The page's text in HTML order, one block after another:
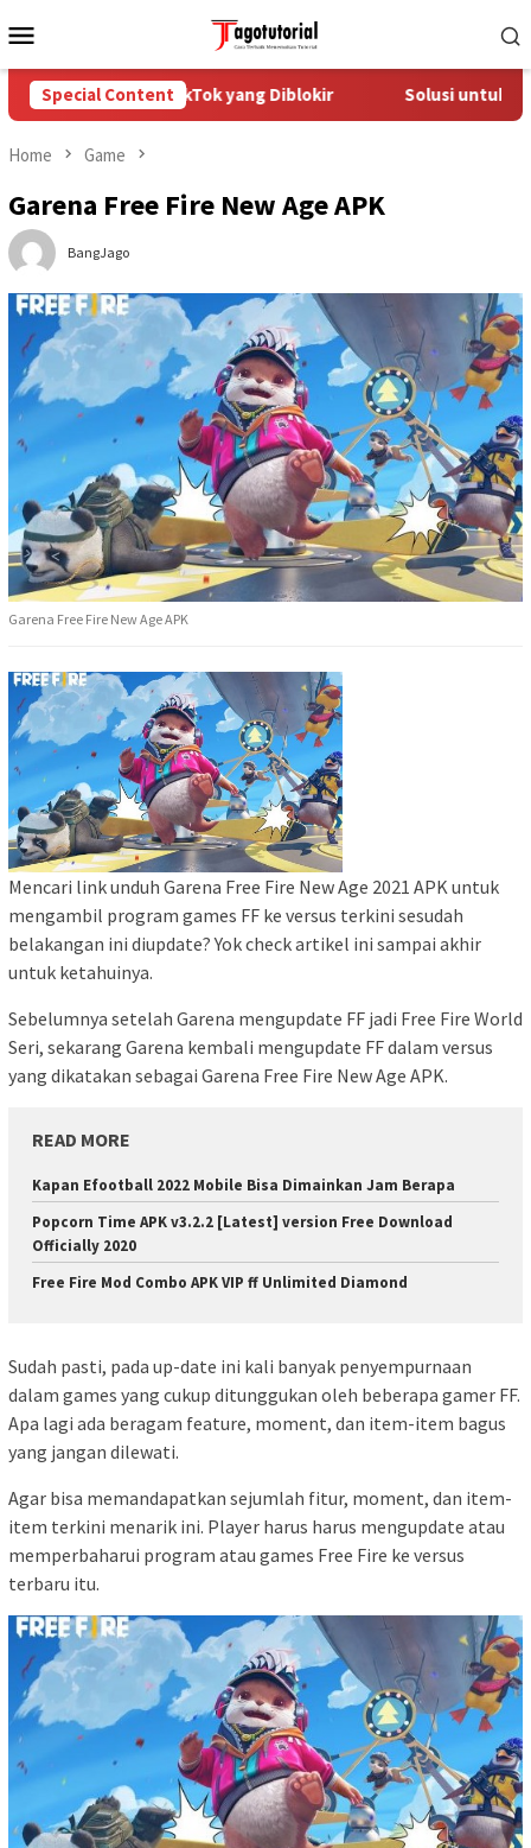
to
Menu
Special Content
Akun TikTok yang Diblokir Solusi untuk
Home Game
Garena Free Fire New Age APK
BangJago
Garena Free Fire New Age APK
Mencari link unduh Garena Free Fire New Age 2021 APK untuk
mengambil program games FF ke versus terkini sesudah
belakangan ini diupdate? Yok check artikel ini sampai akhir
untuk ketahuinya.
Sebelumnya setelah Garena mengupdate FF jadi Free Fire World
Seri, sekarang Garena kembali mengupdate FF dalam versus
yang dikatakan sebagai Garena Free Fire New Age APK.
READ MORE
Kapan Efootball 2022 Mobile Bisa Dimainkan Jam Berapa
Popcorn Time APK v3.2.2 [Latest] version Free Download
Officially 2020
Free Fire Mod Combo APK VIP ff Unlimited Diamond
Sudah pasti, pada up-date ini kali banyak penyempurnaan
dalam games yang cukup ditunggukan oleh beberapa gamer FF.
Apa lagi ada beragam feature, moment, dan item-item bagus
yang jangan dilewati.
Agar bisa memandapatkan sejumlah fitur, moment, dan item-
item terkini menarik ini. Player harus harus mengupdate atau
memperbaharui program atau games Free Fire ke versus
terbaru itu.